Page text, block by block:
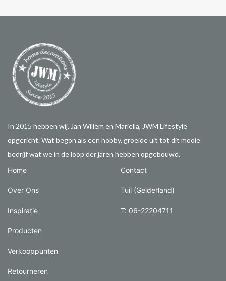
In 2015 hebben wij, Jan Willem en Mariëlla, JWM Lifestyle
opgericht. Wat begon als een hobby, groeide uit tot dit mooie
bedrijf wat we in de loop der jaren hebben opgebouwd.
Home
Over Ons
Inspiratie
Producten
Verkooppunten
Retourneren
Contact
Tuil (Gelderland)
T: 06-22204711